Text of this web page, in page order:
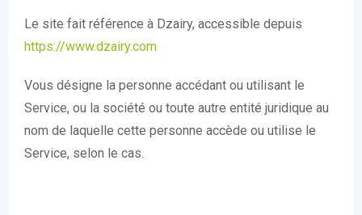
Le site fait référence à Dzairy, accessible depuis
https://www.dzairy.com
Vous désigne la personne accédant ou utilisant le
Service, ou la société ou toute autre entité juridique au
nom de laquelle cette personne accède ou utilise le
Service, selon le cas.